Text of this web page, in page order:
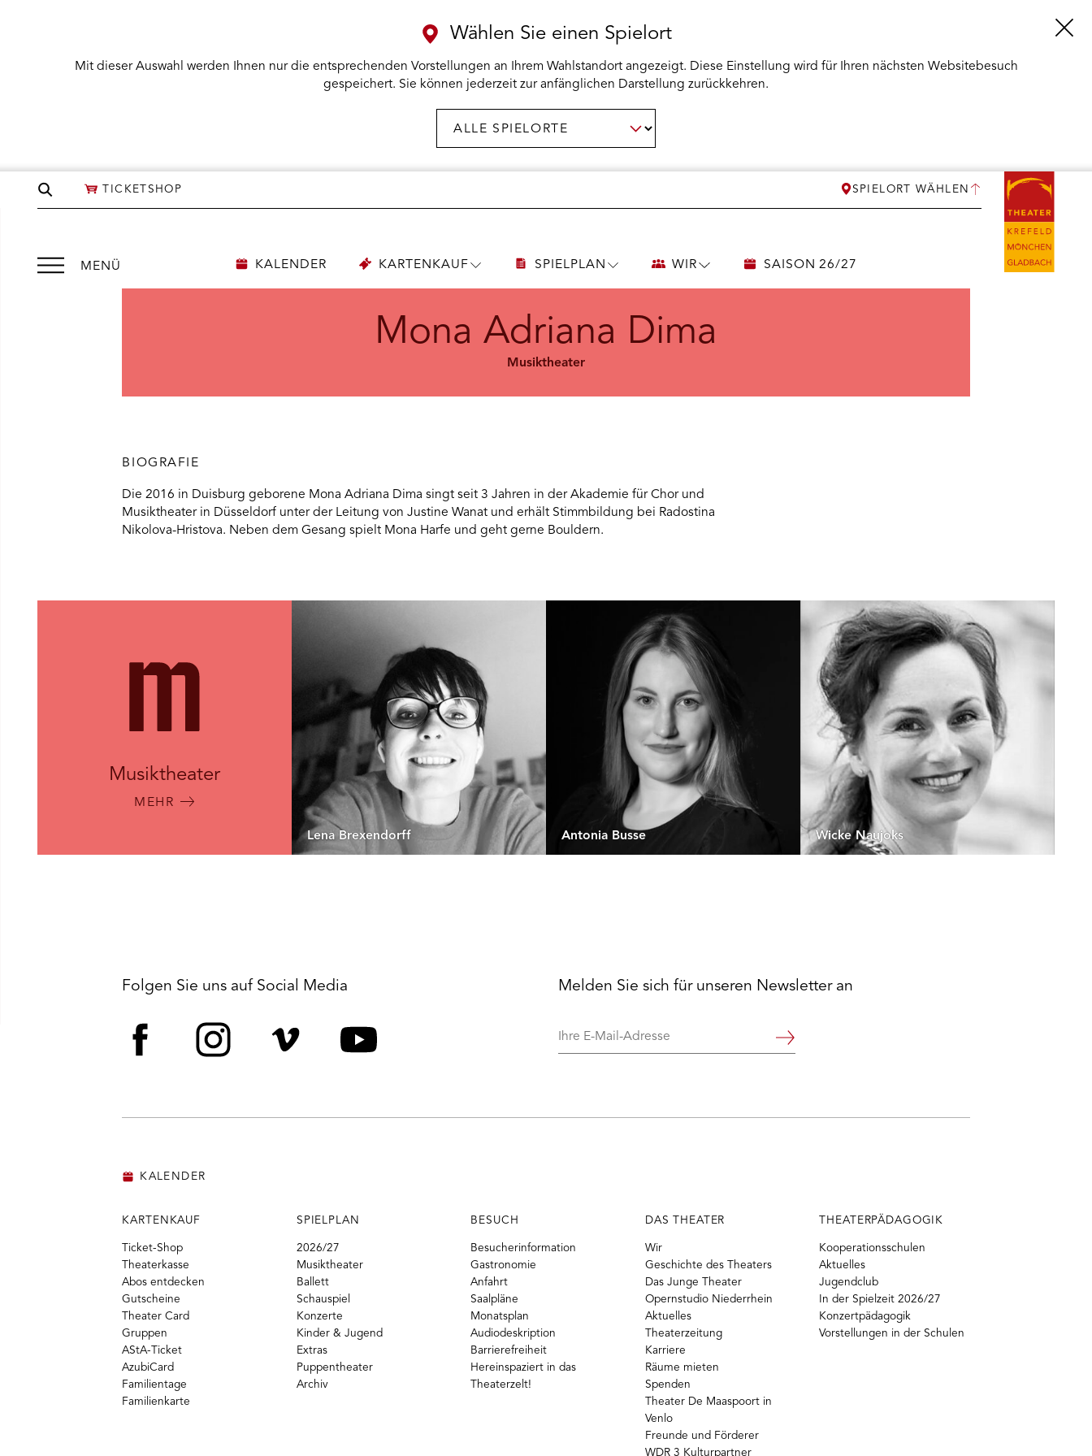
Seite
TICKETSHOP SPIELORT WÄHLEN
Wählen Sie einen Spielort
Mit dieser Auswahl werden Ihnen nur die entsprechenden Vorstellungen an Ihrem Wahlstandort angezeigt. Diese Einstellung wird für Ihren nächsten Websitebesuch
gespeichert. Sie können jederzeit zur anfänglichen Darstellung zurückkehren.
MENÜ
Menü
SPIELPLAN ÖFFNEN
DAS THEATER ÖFFNEN
KALENDER KARTENKAUF UNTERMENÜSPIELPLAN UNTERMENÜ
WIR UNTERMENÜSAISON 26/27
Mona Adriana Dima
Musiktheater
BIOGRAFIE
Die 2016 in Duisburg geborene Mona Adriana Dima singt seit 3 Jahren in der Akademie für Chor und
Musiktheater in Düsseldorf unter der Leitung von Justine Wanat und erhält Stimmbildung bei Radostina
Nikolova-Hristova. Neben dem Gesang spielt Mona Harfe und geht gerne Bouldern.
Musiktheater
MEHR
Lena Brexendorff Antonia Busse Wicke Naujoks
Folgen Sie uns auf Social Media Melden Sie sich für unseren Newsletter an
Ihre
Weiter
KALENDER
KARTENKAUF
Ticket-Shop
Theaterkasse
Abos entdecken
Gutscheine
Theater Card
Gruppen
AStA-Ticket
AzubiCard
Familientage
Familienkarte
SPIELPLAN
2026/27
Musiktheater
Ballett
Schauspiel
Konzerte
Kinder & Jugend
Extras
Puppentheater
Archiv
BESUCH
Besucherinformation
Gastronomie
Anfahrt
Saalpläne
Monatsplan
Audiodeskription
Barrierefreiheit
Hereinspaziert in das
Theaterzelt!
DAS THEATER
Wir
Geschichte des Theaters
Das Junge Theater
Opernstudio Niederrhein
Aktuelles
Theaterzeitung
Karriere
Räume mieten
Spenden
Theater De Maaspoort in
Venlo
Freunde und Förderer
WDR 3 Kulturpartner
THEATERPÄDAGOGIK
Kooperationsschulen
Aktuelles
Jugendclub
In der Spielzeit 2026/27
Konzertpädagogik
Vorstellungen in der Schulen